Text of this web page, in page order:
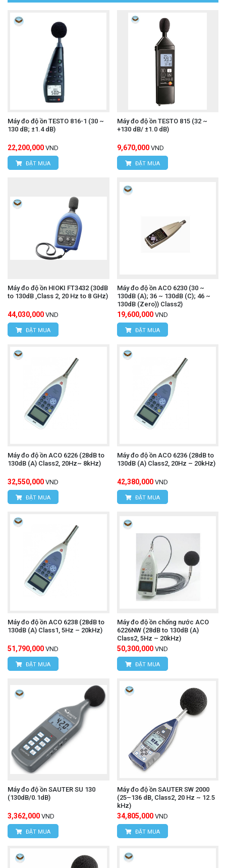
Máy đo độ ồn TESTO 816-1 (30 ~
130 dB; ±1.4 dB)
22,200,000 VND
ĐẶT MUA
Máy đo độ ồn TESTO 815 (32 ~
+130 dB/ ±1.0 dB)
9,670,000 VND
ĐẶT MUA
Máy đo độ ồn HIOKI FT3432 (30dB
to 130dB ,Class 2, 20 Hz to 8 GHz)
44,030,000 VND
ĐẶT MUA
Máy đo độ ồn ACO 6230 (30 ~
130dB (A); 36 ~ 130dB (C); 46 ~
130dB (Zero)) Class2)
19,600,000 VND
ĐẶT MUA
Máy đo độ ồn ACO 6226 (28dB to
130dB (A) Class2, 20Hz~ 8kHz)
32,550,000 VND
ĐẶT MUA
Máy đo độ ồn ACO 6236 (28dB to
130dB (A) Class2, 20Hz – 20kHz)
42,380,000 VND
ĐẶT MUA
Máy đo độ ồn ACO 6238 (28dB to
130dB (A) Class1, 5Hz – 20kHz)
51,790,000 VND
ĐẶT MUA
Máy đo độ ồn chống nước ACO
6226NW (28dB to 130dB (A)
Class2, 5Hz – 20kHz)
50,300,000 VND
ĐẶT MUA
Máy đo độ ồn SAUTER SU 130
(130dB/0.1dB)
3,362,000 VND
ĐẶT MUA
Máy đo độ ồn SAUTER SW 2000
(25–136 dB, Class2, 20 Hz ~ 12.5
kHz)
34,805,000 VND
ĐẶT MUA